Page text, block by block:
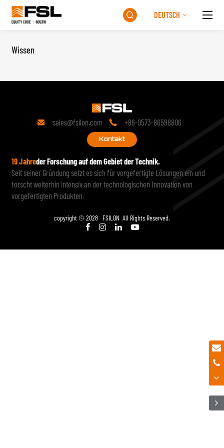
 DEUTSCH
Wissen
Wissen
 sales@fsilon.com  +86-0573-86598806
Kontakt
19 Jahreder Forschung auf dem Gebiet der Technik.
Seit seiner Gründung setzt es sich für vorgefertigte Lösungen ein und
forscht weiterhin intensiv an der technologischen Innovation von
vorgefertigten Produkten.
copyright © 2028 FSILON All Rights Reserved.